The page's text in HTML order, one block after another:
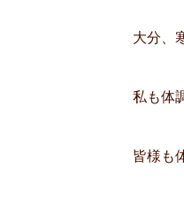
大分、
私も体
皆様も